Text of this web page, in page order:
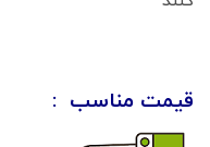
قیمت مناسب :